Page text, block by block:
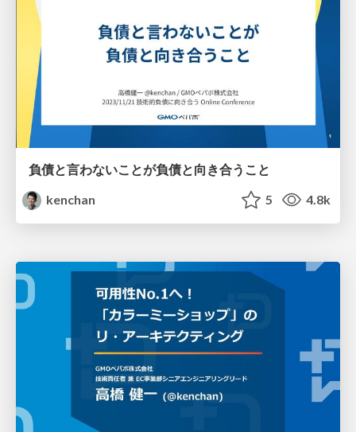
負債と言わないことが負債と向き合うこと
kenchan
5 4.8k